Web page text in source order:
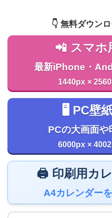
👇️ 無料ダウン
📲 スマホ
最新iPhone・
1440px ×
🖥️ PC壁
PCの大画面や
6000px ×
🖨️ 印刷用カ
A4カレンダー